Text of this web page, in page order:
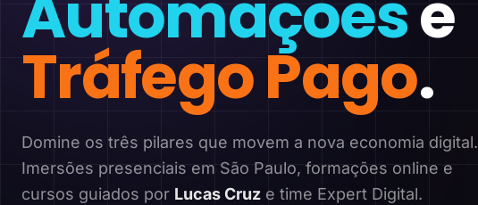
Tráfego Pago.
Domine os três pilares que movem a nova economia digital.
Imersões presenciais em São Paulo, formações online e
cursos guiados por Lucas Cruz e time Expert Digital.